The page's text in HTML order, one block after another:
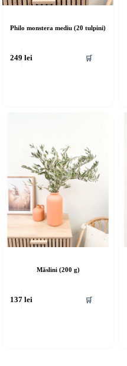
Philo monstera mediu (20 tulpini)
249lei 🛒
Măslini (200 g)
137lei 🛒